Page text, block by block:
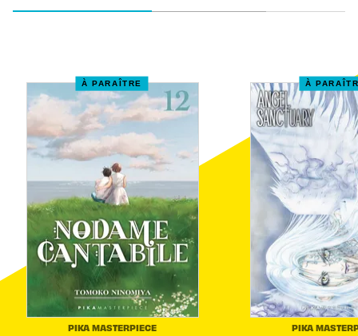
À PARAÎTRE
PIKA MASTERPIECE
À
PIKA